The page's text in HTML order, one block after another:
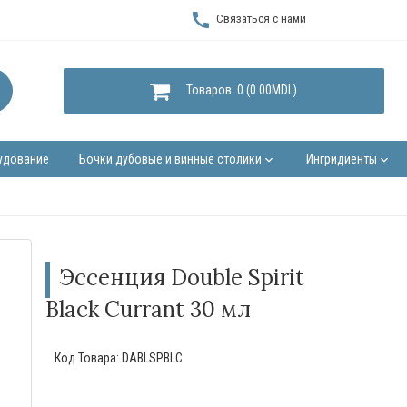
call Связаться с нами
Товаров: 0 (0.00MDL)
Бочки дубовые и винные столики keyboard_arrow_down Ингридиенты keyboard_arrow_down
Эссенция Double Spirit
Black Currant 30 мл
Код Товара: DABLSPBLC